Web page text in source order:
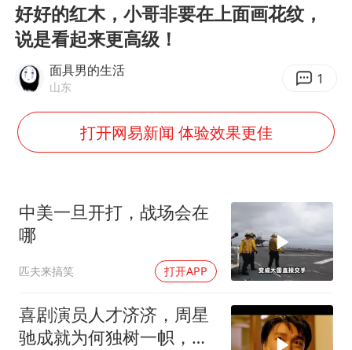
上海全力守护市民“菜篮子”
浙江省甬江发生2026年第1号洪水
宝妈给四胞胎取名平安喜乐
BLG经理辟谣Bin离队
暴雨预报为何有时感觉不准
好好的红木，小哥非要在上面画花纹，
说是看起来更高级！
面具男的生活
山东 1
打开网易新闻 体验效果更佳
中美一旦开打，战场会在
哪
匹夫来搞笑 打开APP
喜剧演员人才济济，周星
驰成就为何独树一帜，他